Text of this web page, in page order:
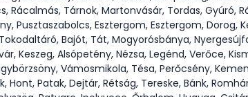
Rácalmás, Tárnok, Martonvásár, Tordas, Gyúró,
Pusztaszabolcs, Esztergom, Esztergom, Dorog,
Bajót, Tát, Mogyorósbánya,
Keszeg, Alsópetény, Nézsa, Legénd, Verőce,
Vámosmikola, Tésa, Perőcsény,
Patak, Dejtár, Rétság, Tereske, Bánk,